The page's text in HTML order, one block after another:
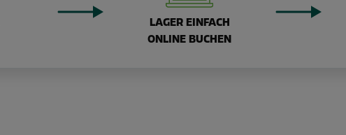
LAGER EINFACH
ONLINE BUCHEN